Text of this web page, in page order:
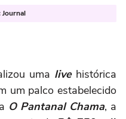
Journal
uma livehistórica
um palco estabelecido
O Pantanal Chama, a